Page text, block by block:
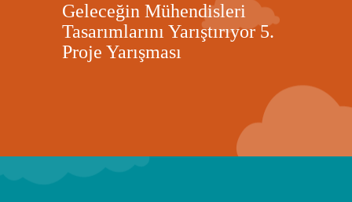
Geleceğin Mühendisleri
Tasarımlarını Yarıştırıyor 5.
Proje Yarışması